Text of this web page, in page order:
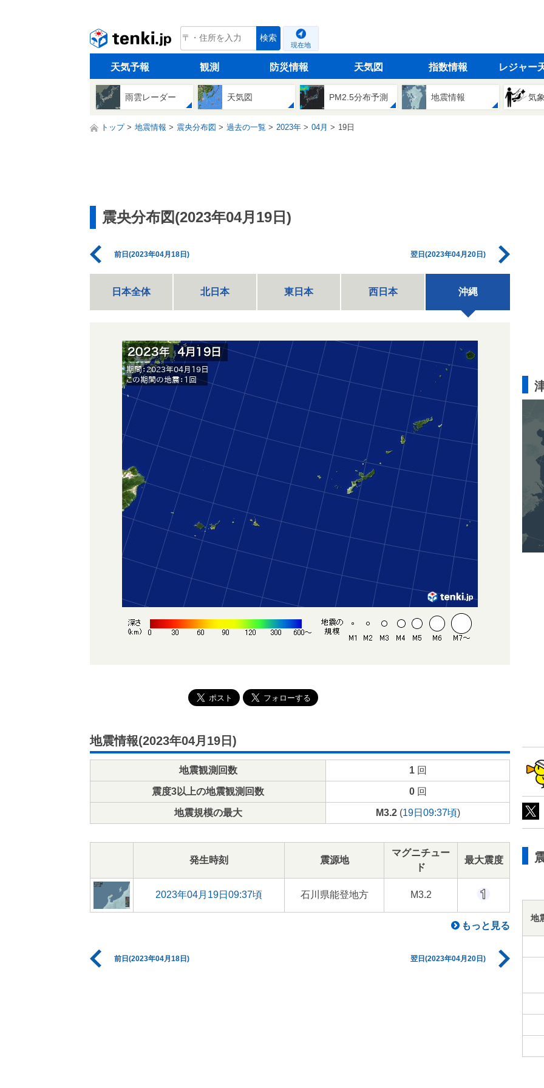
tenki.jp 検索
現在地
天気予報 観測 防災情報 天気図 指数情報 レジャー
雨雲レーダー 天気図 PM2.5分布予測 地震情報 気
トップ 地震情報 震央分布図 過去の一覧 2023年 04月 19日
震央分布図(2023年04月19日)
前日(2023年04月18日) 翌日(2023年04月20日)
日本全体 北日本 東日本 西日本 沖縄
地震情報(2023年04月19日)
地震観測回数 1回
震度3以上の地震観測回数 0回
地震規模の最大 M3.2(19日09:37頃)
発生時刻 震源地
マグニチュー
ド
最大震度
2023年04月19日09:37頃 石川県能登地方 M3.2
もっと見る
前日(2023年04月18日) 翌日(2023年04月20日)
地